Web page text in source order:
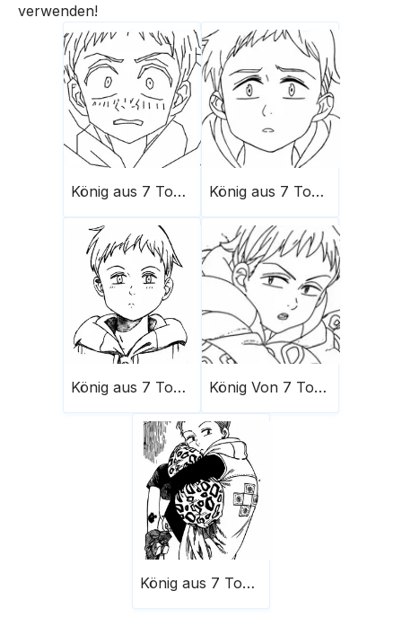
verwenden!
König aus 7 Todsünden 1 König aus 7 Todsünden
König aus 7 Todsünden 4 König Von 7 Todsünden 13
König aus 7 Todsünden 12